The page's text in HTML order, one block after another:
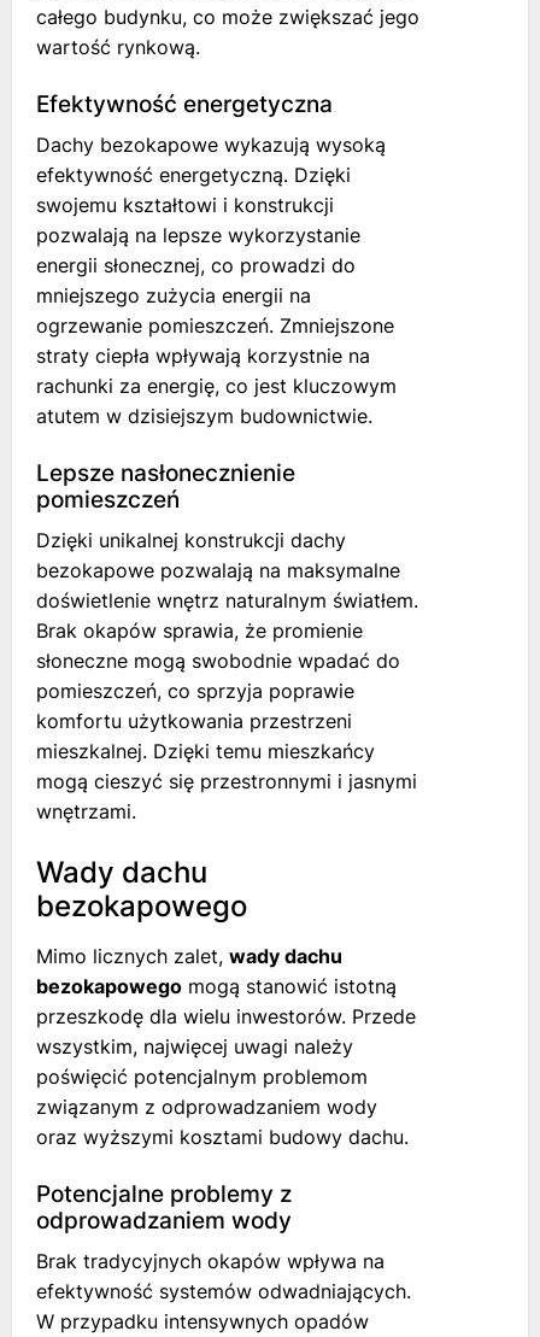
całego budynku, co może zwiększać jego
wartość rynkową.
Efektywność energetyczna
Dachy bezokapowe wykazują wysoką
efektywność energetyczną. Dzięki
swojemu kształtowi i konstrukcji
pozwalają na lepsze wykorzystanie
energii słonecznej, co prowadzi do
mniejszego zużycia energii na
ogrzewanie pomieszczeń. Zmniejszone
straty ciepła wpływają korzystnie na
rachunki za energię, co jest kluczowym
atutem w dzisiejszym budownictwie.
Lepsze nasłonecznienie
pomieszczeń
Dzięki unikalnej konstrukcji dachy
bezokapowe pozwalają na maksymalne
doświetlenie wnętrz naturalnym światłem.
Brak okapów sprawia, że promienie
słoneczne mogą swobodnie wpadać do
pomieszczeń, co sprzyja poprawie
komfortu użytkowania przestrzeni
mieszkalnej. Dzięki temu mieszkańcy
mogą cieszyć się przestronnymi i jasnymi
wnętrzami.
Wady dachu
bezokapowego
Mimo licznych zalet, wady dachu
bezokapowego mogą stanowić istotną
przeszkodę dla wielu inwestorów. Przede
wszystkim, najwięcej uwagi należy
poświęcić potencjalnym problemom
związanym z odprowadzaniem wody
oraz wyższymi kosztami budowy dachu.
Potencjalne problemy z
odprowadzaniem wody
Brak tradycyjnych okapów wpływa na
efektywność systemów odwadniających.
W przypadku intensywnych opadów